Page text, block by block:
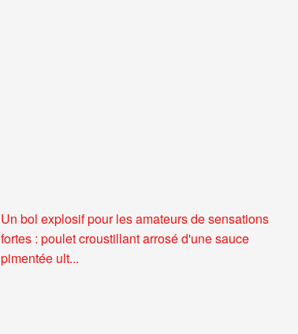
Un bol explosif pour les amateurs de sensations
fortes : poulet croustillant arrosé d'une sauce
pimentée ult...